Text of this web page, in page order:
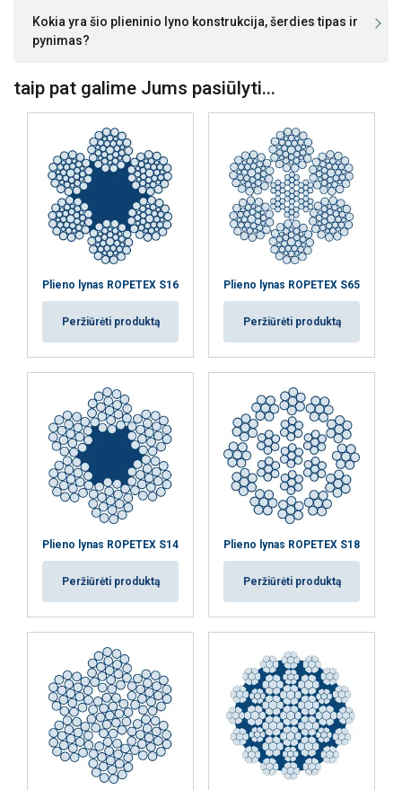
Kokia yra šio plieninio lyno konstrukcija, šerdies tipas ir
pynimas?
taip pat galime Jums pasiūlyti...
Plieno lynas ROPETEX S16
Peržiūrėti produktą
Plieno lynas ROPETEX S65
Peržiūrėti produktą
Plieno lynas ROPETEX S14
Peržiūrėti produktą
Plieno lynas ROPETEX S18
Peržiūrėti produktą
AŠ SUTINKU
AŠ NESUTINKU
PARODYTI DETALIAU